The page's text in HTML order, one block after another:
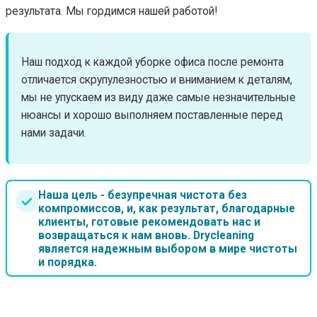
результата. Мы гордимся нашей работой!
Наш подход к каждой уборке офиса после ремонта
отличается скрупулезностью и вниманием к деталям,
мы не упускаем из виду даже самые незначительные
нюансы и хорошо выполняем поставленные перед
нами задачи.
Наша цель - безупречная чистота без
компромиссов, и, как результат, благодарные
клиенты, готовые рекомендовать нас и
возвращаться к нам вновь. Drycleaning
является надежным выбором в мире чистоты
и порядка.